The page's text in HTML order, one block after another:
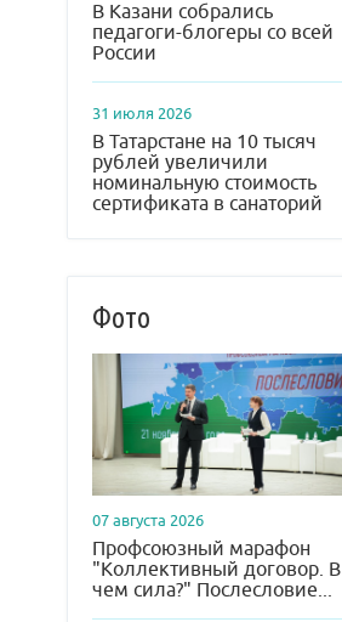
В Казани собрались
педагоги-блогеры со всей
России
31 июля 2026
В Татарстане на 10 тысяч
рублей увеличили
номинальную стоимость
сертификата в санаторий
Фото
07 августа 2026
Профсоюзный марафон
"Коллективный договор. В
чем сила?" Послесловие...